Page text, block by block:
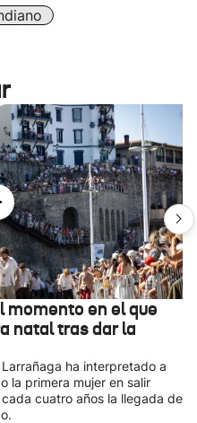
momento en el que
natal tras dar la
ha interpretado a
la primera mujer en salir
cuatro años la llegada de